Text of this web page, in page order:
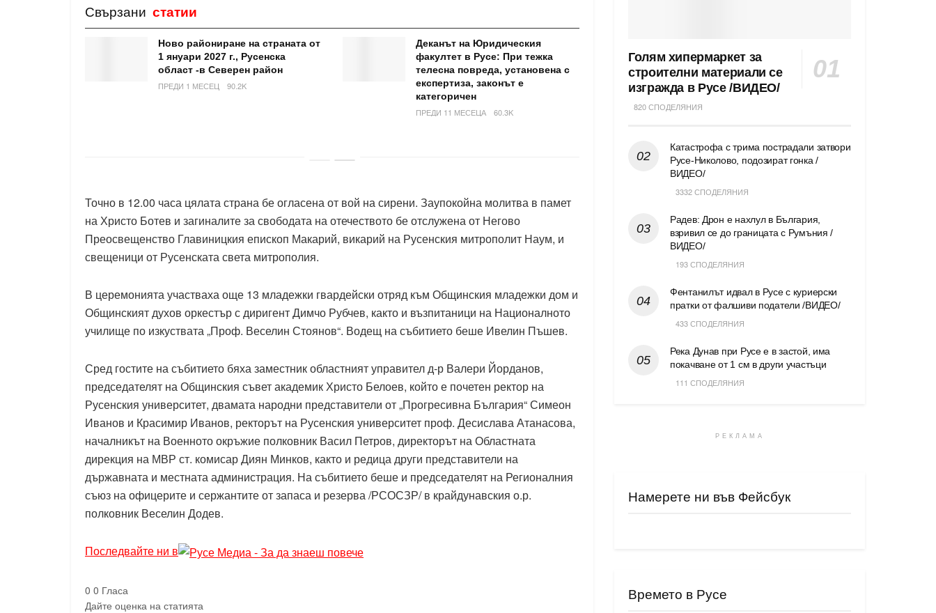
Свързани статии
Ново райониране на страната от
1 януари 2027 г., Русенска
област -в Северен район
ПРЕДИ 1 МЕСЕЦ
90.2K
Деканът на Юридическия
факултет в Русе: При тежка
телесна повреда, установена с
експертиза, законът е
категоричен
ПРЕДИ 11 МЕСЕЦА
60.3K
Точно в 12.00 часа цялата страна бе огласена от вой на сирени. Заупокойна молитва в памет
на Христо Ботев и загиналите за свободата на отечеството бе отслужена от Негово
Преосвещенство Главиницкия епископ Макарий, викарий на Русенския митрополит Наум, и
свещеници от Русенската света митрополия.
В церемонията участваха още 13 младежки гвардейски отряд към Общинския младежки дом и
Общинският духов оркестър с диригент Димчо Рубчев, както и възпитаници на Националното
училище по изкуствата „Проф. Веселин Стоянов“. Водещ на събитието беше Ивелин Пъшев.
Сред гостите на събитието бяха заместник областният управител д-р Валери Йорданов,
председателят на Общинския съвет академик Христо Белоев, който е почетен ректор на
Русенския университет, двамата народни представители от „Прогресивна България“ Симеон
Иванов и Красимир Иванов, ректорът на Русенския университет проф. Десислава Атанасова,
началникът на Военното окръжие полковник Васил Петров, директорът на Областната
дирекция на МВР ст. комисар Диян Минков, както и редица други представители на
държавната и местната администрация. На събитието беше и председателят на Регионалния
съюз на офицерите и сержантите от запаса и резерва /РСОСЗР/ в крайдунавския о.р.
полковник Веселин Додев.
Последвайте ни в
0 0 Гласа
Дайте оценка на статията
Голям хипермаркет за
строителни материали се
изгражда в Русе /ВИДЕО/
820 СПОДЕЛЯНИЯ
Катастрофа с трима пострадали затвори
Русе-Николово, подозират гонка /
ВИДЕО/
3332 СПОДЕЛЯНИЯ
Радев: Дрон е нахлул в България,
взривил се до границата с Румъния /
ВИДЕО/
193 СПОДЕЛЯНИЯ
Фентанилът идвал в Русе с куриерски
пратки от фалшиви податели /ВИДЕО/
433 СПОДЕЛЯНИЯ
Река Дунав при Русе е в застой, има
покачване от 1 см в други участъци
111 СПОДЕЛЯНИЯ
РЕКЛАМА
Намерете ни във Фейсбук
Времето в Русе